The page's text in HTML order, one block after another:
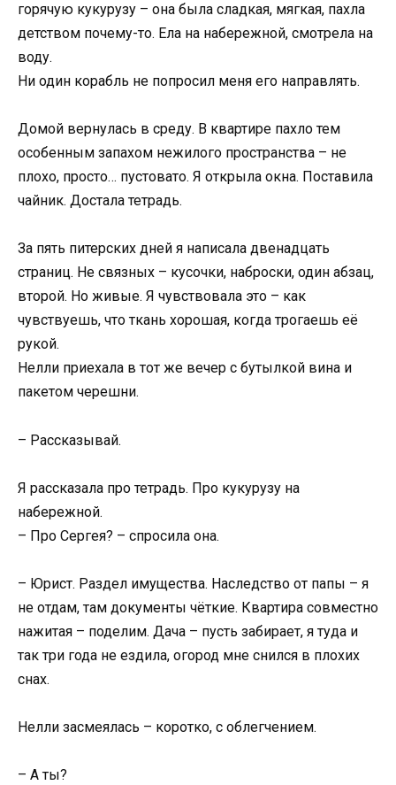
горячую кукурузу – она была сладкая, мягкая, пахла
детством почему-то. Ела на набережной, смотрела на
воду.
Ни один корабль не попросил меня его направлять.
Домой вернулась в среду. В квартире пахло тем
особенным запахом нежилого пространства – не
плохо, просто… пустовато. Я открыла окна. Поставила
чайник. Достала тетрадь.
За пять питерских дней я написала двенадцать
страниц. Не связных – кусочки, наброски, один абзац,
второй. Но живые. Я чувствовала это – как
чувствуешь, что ткань хорошая, когда трогаешь её
рукой.
Нелли приехала в тот же вечер с бутылкой вина и
пакетом черешни.
– Рассказывай.
Я рассказала про тетрадь. Про кукурузу на
набережной.
– Про Сергея? – спросила она.
– Юрист. Раздел имущества. Наследство от папы – я
не отдам, там документы чёткие. Квартира совместно
нажитая – поделим. Дача – пусть забирает, я туда и
так три года не ездила, огород мне снился в плохих
снах.
Нелли засмеялась – коротко, с облегчением.
– А ты?